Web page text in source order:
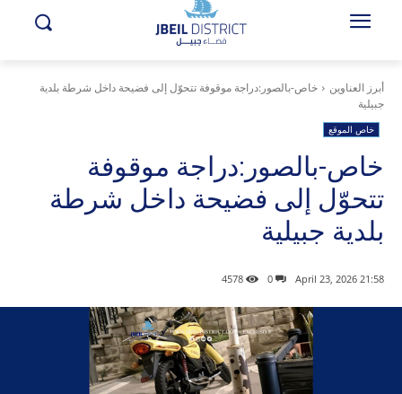
أبرز العناوين
خاص-بالصور:دراجة موقوفة تتحوّل إلى فضيحة داخل شرطة بلدية
جبيلية
خاص الموقع
خاص-بالصور:دراجة موقوفة
تتحوّل إلى فضيحة داخل شرطة
بلدية جبيلية
21:58 2026 ,April 23
0
4578